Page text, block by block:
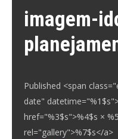
imagem-
Published <span
date"
href="%3$s">%4$s ×
rel="gallery">%7$s</a>